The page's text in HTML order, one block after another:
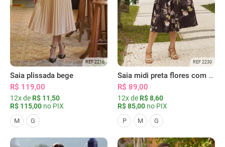
REF 2216
Saia plissada bege
R$ 119,00
12x de R$ 11,50
R$ 115,00 no PIX
M G
REF 2230
Saia midi preta flores com bolsos
R$ 89,00
12x de R$ 8,60
R$ 85,00 no PIX
P M G